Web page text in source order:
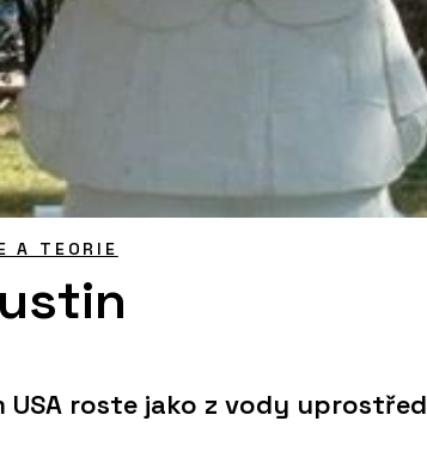
A TEORIE
roste jako z vody uprostřed